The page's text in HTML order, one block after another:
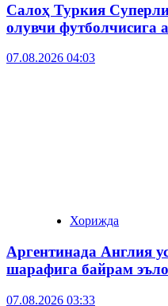
Салоҳ Туркия
олувчи футболчисига
07.08.2026 04:03
Хорижда
Аргентинада Англия
шарафига байрам
07.08.2026 03:33